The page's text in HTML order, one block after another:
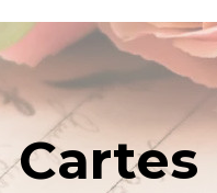
Cartes